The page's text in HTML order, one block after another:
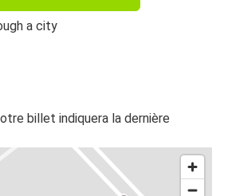
billet indiquera la dernière